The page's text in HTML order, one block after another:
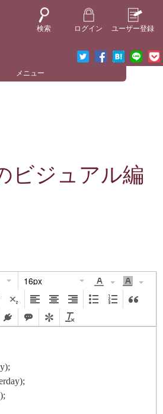
検索 ログイン ユーザー登録
メニュー
ビジュアル編
16px